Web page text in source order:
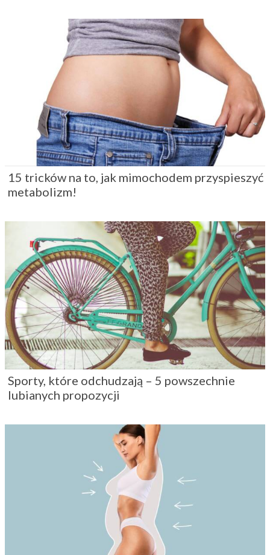
15 tricków na to, jak mimochodem przyspieszyć
metabolizm!
Sporty, które odchudzają – 5 powszechnie
lubianych propozycji